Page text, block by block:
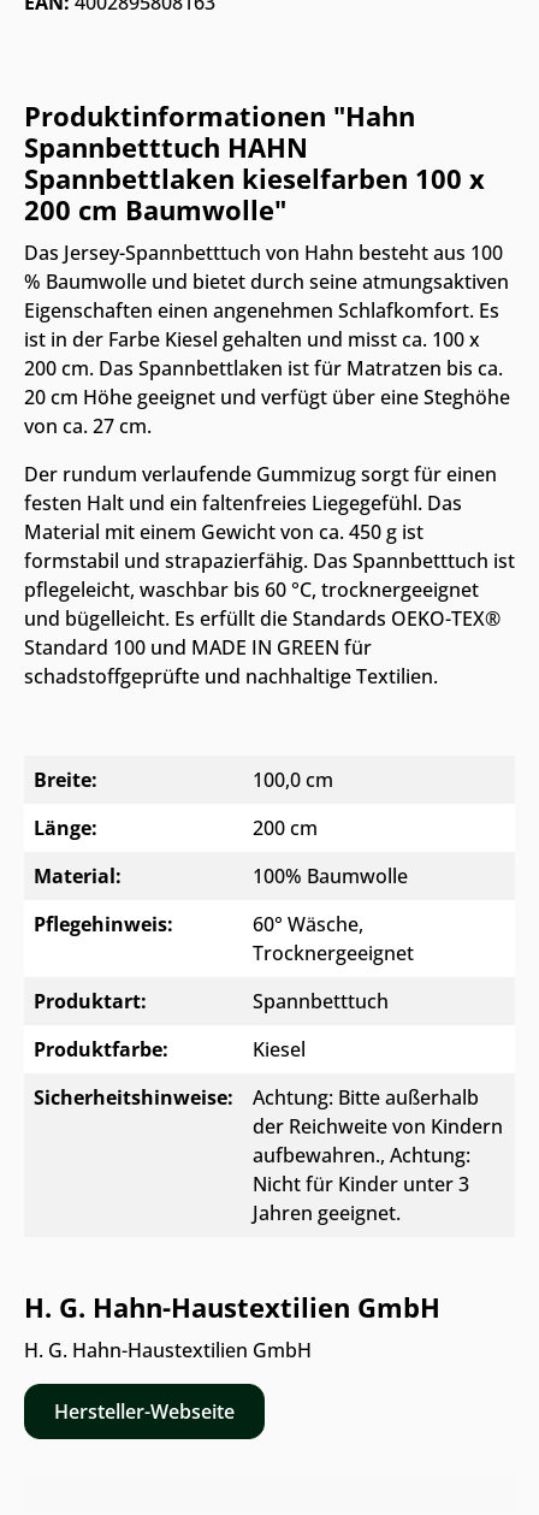
Produktinformationen "Hahn
Spannbetttuch HAHN
Spannbettlaken kieselfarben 100 x
200 cm Baumwolle"
Das Jersey-Spannbetttuch von Hahn besteht aus 100
% Baumwolle und bietet durch seine atmungsaktiven
Eigenschaften einen angenehmen Schlafkomfort. Es
ist in der Farbe Kiesel gehalten und misst ca. 100 x
200 cm. Das Spannbettlaken ist für Matratzen bis ca.
20 cm Höhe geeignet und verfügt über eine Steghöhe
von ca. 27 cm.
Der rundum verlaufende Gummizug sorgt für einen
festen Halt und ein faltenfreies Liegegefühl. Das
Material mit einem Gewicht von ca. 450 g ist
formstabil und strapazierfähig. Das Spannbetttuch ist
pflegeleicht, waschbar bis 60 °C, trocknergeeignet
und bügelleicht. Es erfüllt die Standards OEKO-TEX®
Standard 100 und MADE IN GREEN für
schadstoffgeprüfte und nachhaltige Textilien.
Breite:
100,0 cm
Länge:
200 cm
Material:
100% Baumwolle
Pflegehinweis:
60° Wäsche,
Trocknergeeignet
Produktart:
Spannbetttuch
Produktfarbe:
Kiesel
Sicherheitshinweise:
Achtung: Bitte außerhalb
der Reichweite von Kindern
aufbewahren., Achtung:
Nicht für Kinder unter 3
Jahren geeignet.
H. G. Hahn-Haustextilien GmbH
H. G. Hahn-Haustextilien GmbH
Hersteller-Webseite